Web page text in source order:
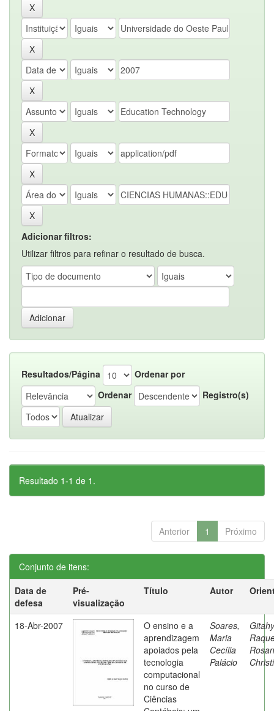
Adicionar filtros:
Utilizar filtros para refinar o resultado de busca.
Resultados/Página
Ordenar por
Ordenar
Registro(s)
Resultado 1-1 de 1.
Anterior 1 Próximo
Conjunto de itens:
Data de
defesa
Pré-
visualização
Título Autor
18-Abr-2007
O ensino e a
aprendizagem
apoiados pela
tecnologia
computacional
no curso de
Ciências
Soares,
Maria
Cecília
Palácio
Rosan